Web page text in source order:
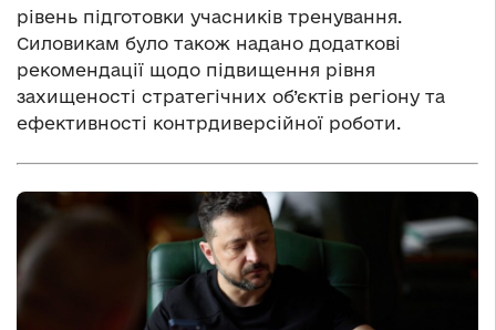
рівень підготовки учасників тренування.
Силовикам було також надано додаткові
рекомендації щодо підвищення рівня
захищеності стратегічних об’єктів регіону та
ефективності контрдиверсійної роботи.